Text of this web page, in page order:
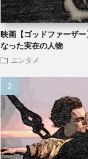
映画【ゴッドファーザ
なった実在の人物
エンタメ